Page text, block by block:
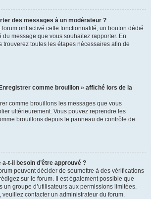
des messages à un modérateur ?
ont activé cette fonctionnalité, un bouton dédié
du message que vous souhaitez rapporter. En
trouverez toutes les étapes nécessaires afin de
comme brouillon » affiché lors de la
comme brouillons les messages que vous
ultérieurement. Vous pouvez reprendre les
brouillons depuis le panneau de contrôle de
t-il besoin d’être approuvé ?
peuvent décider de soumettre à des vérifications
sur le forum. Il est également possible que
un groupe d’utilisateurs aux permissions limitées.
veuillez contacter un administrateur du forum.